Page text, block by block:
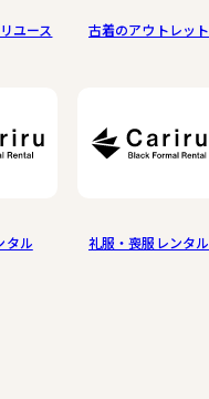
ユース 古着のアウトレット
タル 礼服・喪服レンタル